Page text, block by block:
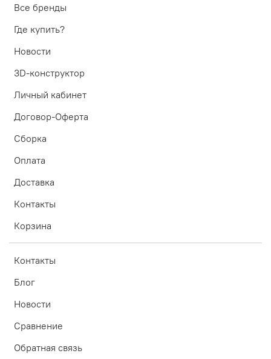
Все бренды
Где купить?
Новости
3D-конструктор
Личный кабинет
Договор-Оферта
Сборка
Оплата
Доставка
Контакты
Корзина
Контакты
Блог
Новости
Сравнение
Обратная связь